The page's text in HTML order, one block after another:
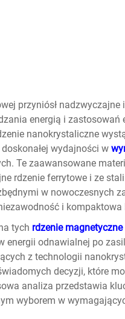
przyniósł
energią i zastosowań
nanokrystaliczne
wydajności w
Te zaawansowane
rdzenie ferrytowe i ze
w nowoczesnych
i kompaktowa
tych rdzenie magnetyczne
energii odnawialnej po
z technologii
decyzji, które
analiza przedstawia
wyborem w